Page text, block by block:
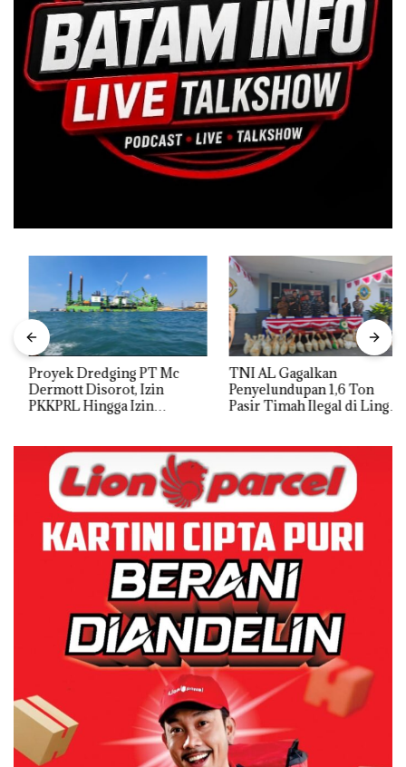
Proyek Dredging PT Mc
Dermott Disorot, Izin
PKKPRL Hingga Izin
TNI AL Gagalkan
Penyelundupan 1,6 Ton
Pasir Timah Ilegal di Lingga,
Diselundupkan ke Malaysia